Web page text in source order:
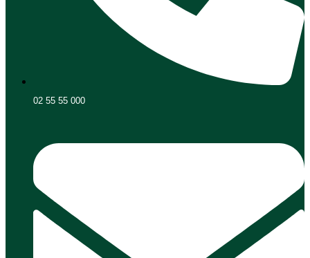
02 55 55 000